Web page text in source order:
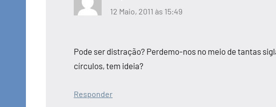
12 Maio, 2011 às 15:49
Pode ser distração? Perdemo-nos no meio de tantas
círculos, tem ideia?
Responder